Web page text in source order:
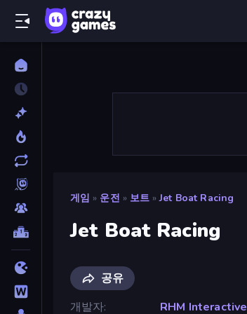
게임 » 운전 » 보트 » Jet Boat Racing
Jet Boat Racing
공유
개발자
RHM Interactive